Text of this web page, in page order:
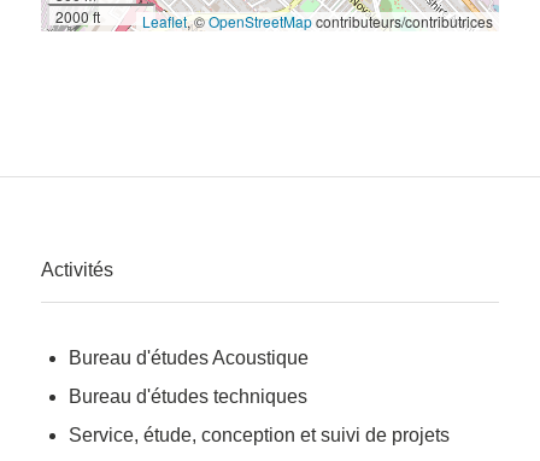
2000 ft
Leaflet, ©OpenStreetMapcontributeurs/contributrices
Activités
Bureau d'études Acoustique
Bureau d'études techniques
Service, étude, conception et suivi de projets